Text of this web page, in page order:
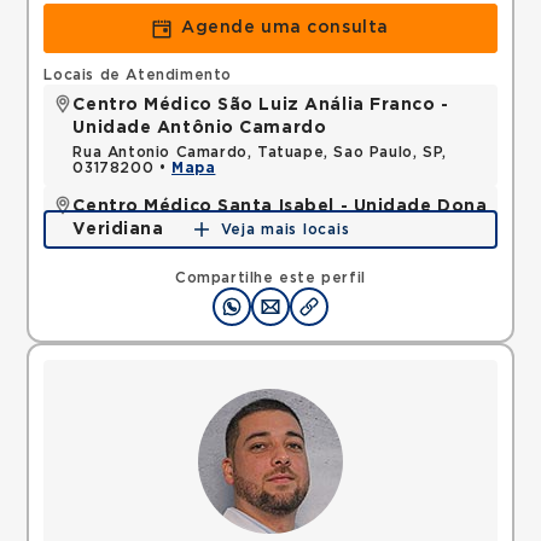
Agende uma consulta
Compartilhe este perfil
Locais de Atendimento
Centro Médico São Luiz Anália Franco -
Unidade Antônio Camardo
Rua Antonio Camardo, Tatuape, Sao Paulo, SP,
03178200 •
Mapa
Centro Médico Santa Isabel - Unidade Dona
Veridiana
Rua Dona Veridiana, Vila Buarque, Sao Paulo, SP,
Mapa
Veja mais locais